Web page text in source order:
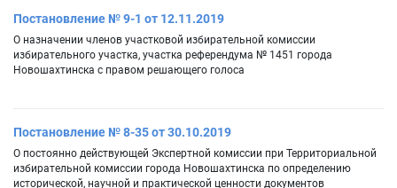
Постановление № 9-1 от 12.11.2019
О назначении членов участковой избирательной комиссии
избирательного участка, участка референдума № 1451 города
Новошахтинска с правом решающего голоса
Постановление № 8-35 от 30.10.2019
О постоянно действующей Экспертной комиссии при Территориальной
избирательной комиссии города Новошахтинска по определению
исторической, научной и практической ценности документов